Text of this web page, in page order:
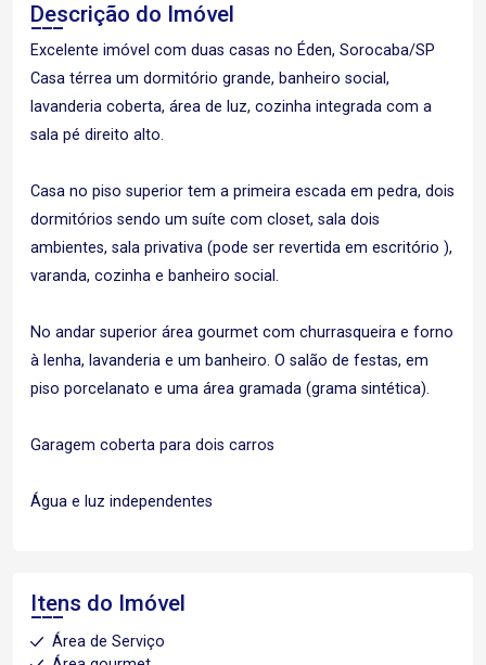
Descrição do Imóvel
Excelente imóvel com duas casas no Éden, Sorocaba/SP
Casa térrea um dormitório grande, banheiro social,
lavanderia coberta, área de luz, cozinha integrada com a
sala pé direito alto.
Casa no piso superior tem a primeira escada em pedra, dois
dormitórios sendo um suíte com closet, sala dois
ambientes, sala privativa (pode ser revertida em escritório ),
varanda, cozinha e banheiro social.
No andar superior área gourmet com churrasqueira e forno
à lenha, lavanderia e um banheiro. O salão de festas, em
piso porcelanato e uma área gramada (grama sintética).
Garagem coberta para dois carros
Água e luz independentes
Itens do Imóvel
Área de Serviço